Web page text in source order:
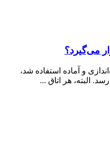
می‌گیرد؟
و آماده استفاده شد،
البته، هر اتاق ...